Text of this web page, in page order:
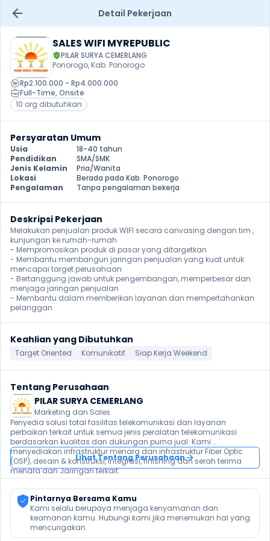
Detail Pekerjaan
SALES WIFI MYREPUBLIC
PILAR SURYA CEMERLANG
Ponorogo, Kab. Ponorogo
Rp2.100.000 - Rp4.000.000
Full-Time, Onsite
10 org dibutuhkan
Persyaratan Umum
Usia
18-40 tahun
Pendidikan
SMA/SMK
Jenis Kelamin
Pria/Wanita
Lokasi
Berada pada Kab. Ponorogo
Pengalaman
Tanpa pengalaman bekerja
Deskripsi Pekerjaan
Melakukan penjualan produk WIFI secara canvasing dengan tim ,
kunjungan ke rumah-rumah
- Mempromosikan produk di pasar yang ditargetkan
- Membantu membangun jaringan penjualan yang kuat untuk
mencapai target perusahaan
- Bertanggung jawab untuk pengembangan, memperbesar dan
menjaga jaringan penjualan
- Membantu dalam memberikan layanan dan mempertahankan
pelanggan
Keahlian yang Dibutuhkan
Target Oriented Komunikatif Siap Kerja Weekend
Tentang Perusahaan
PILAR SURYA CEMERLANG
Marketing dan Sales
Penyedia solusi total fasilitas telekomunikasi dan layanan
perbaikan terkait untuk semua jenis peralatan telekomunikasi
berdasarkan kualitas dan dukungan purna jual. Kami
menyediakan infrastruktur menara dan infrastruktur Fiber Optic
(OSP), desain & konstruksi, integrasi, finishing dan serah terima
menara dan Jaringan terkait.
Lihat Tentang Perusahaan
Pintarnya Bersama Kamu
Kami selalu berupaya menjaga kenyamanan dan
keamanan kamu. Hubungi kami jika menemukan hal yang
mencurigakan.